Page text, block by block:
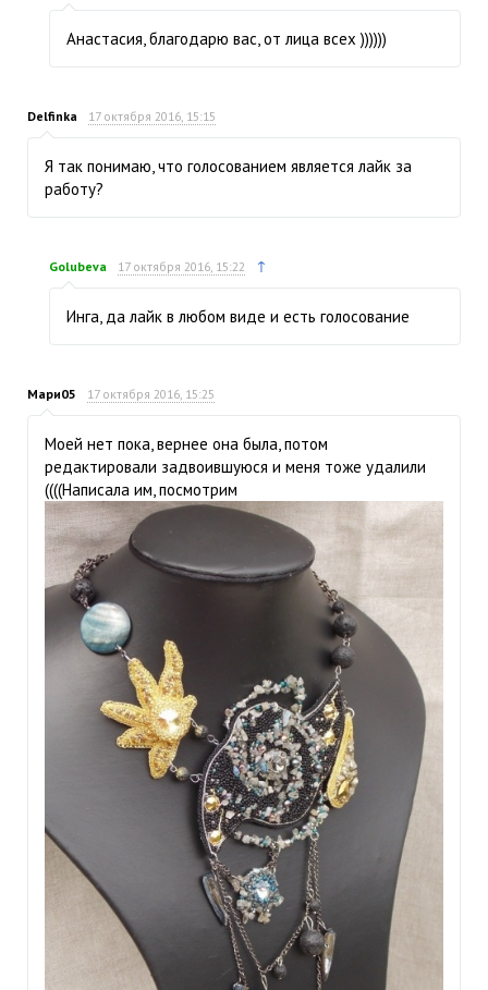
Анастасия, благодарю вас, от лица всех ))))))
Delfinka 17 октября 2016, 15:15
Я так понимаю, что голосованием является лайк за
работу?
Golubeva 17 октября 2016, 15:22 ↑
Инга, да лайк в любом виде и есть голосование
Мари05 17 октября 2016, 15:25
Моей нет пока, вернее она была, потом
редактировали задвоившуюся и меня тоже удалили
((((Написала им, посмотрим